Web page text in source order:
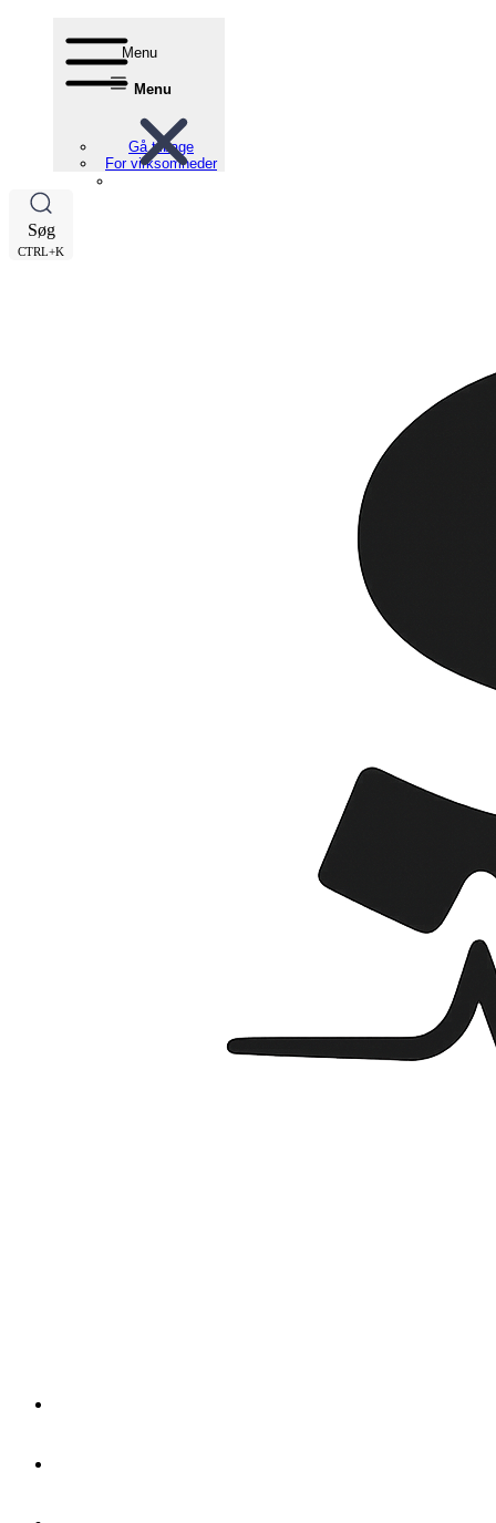
Menu
Menu
Gå tilbage
For virksomheder
Søg
CTRL+K